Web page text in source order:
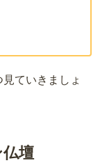
ていきましょ
壇